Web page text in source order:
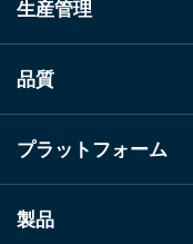
生産管理
品質
プラットフォーム
製品